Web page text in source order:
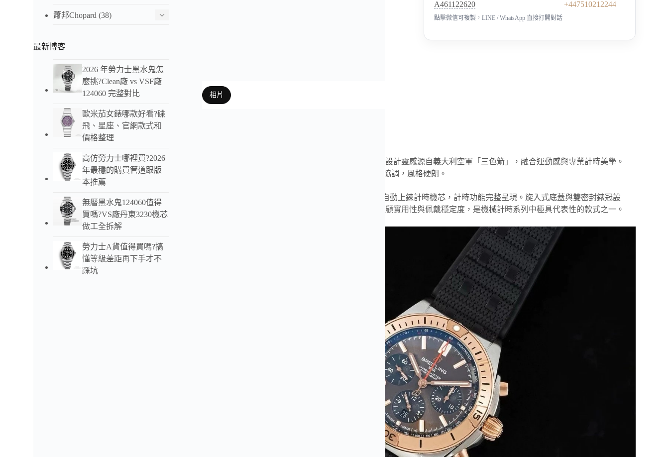
A461122620
+447510212244
點擊微信可複製，LINE / WhatsApp 直接打開對話
相片
系列向經典飛行計時腕錶致敬，本款設計靈感源自義大利空軍「三色箭」，融合運動感與專業計時美學。
42mm 精鋼錶殼搭配立體刻度與計時小盤，整體比例協調，風格硬朗。
此版本由 BLS 推出，採用原廠胚型結構，搭載 B01 自動上鍊計時機芯，計時功能完整呈現。旋入式底蓋與雙密封錶冠設
計，配合棘輪式單向錶圈與弧面藍寶石水晶玻璃，兼顧實用性與佩戴穩定度，是機械計時系列中極具代表性的款式之一。
蕭邦Chopard (38)
最新博客
2026 年勞力士黑水鬼怎
麼挑?Clean廠 vs VSF廠
124060 完整對比
歐米茄女錶哪款好看?碟
飛、星座、官網款式和
價格整理
高仿勞力士哪裡買?2026
年最穩的購買管道跟版
本推薦
無曆黑水鬼124060值得
買嗎?VS廠丹東3230機芯
做工全拆解
勞力士A貨值得買嗎?搞
懂等級差距再下手才不
踩坑